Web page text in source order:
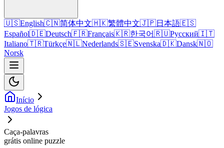
🇺🇸English🇨🇳简体中文🇭🇰繁體中文🇯🇵日本語🇪🇸
Español🇩🇪Deutsch🇫🇷Français🇰🇷한국어🇷🇺Русский🇮🇹
Italiano🇹🇷Türkçe🇳🇱Nederlands🇸🇪Svenska🇩🇰Dansk🇳🇴
Norsk
Início
Jogos de lógica
Caça-palavras
grátis online puzzle